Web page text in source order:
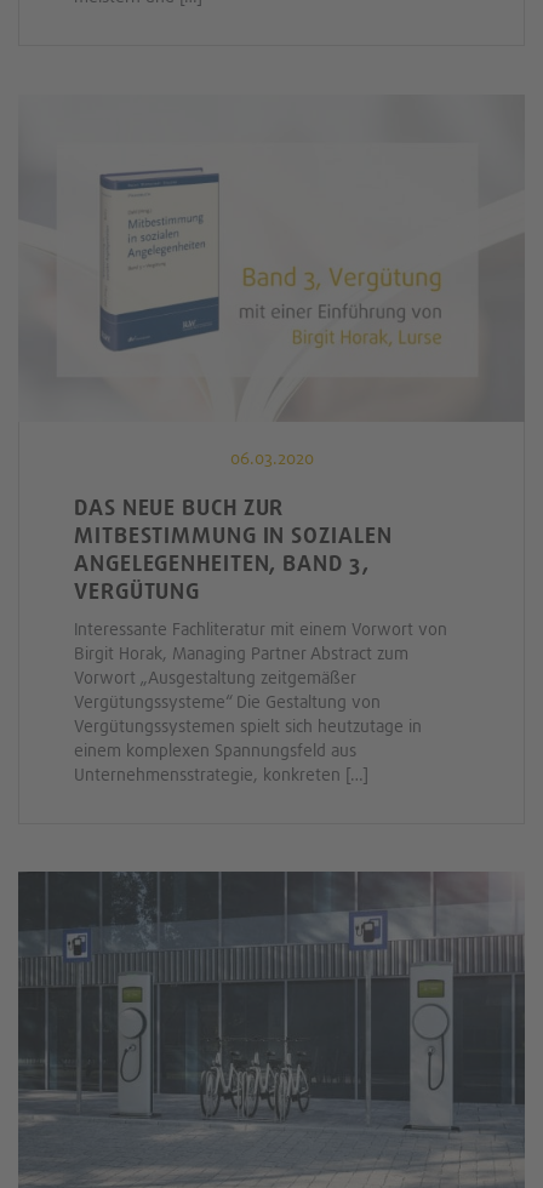
06.03.2020
DAS NEUE BUCH ZUR
MITBESTIMMUNG IN SOZIALEN
ANGELEGENHEITEN, BAND 3,
VERGÜTUNG
Interessante Fachliteratur mit einem Vorwort von
Birgit Horak, Managing Partner Abstract zum
Vorwort „Ausgestaltung zeitgemäßer
Vergütungssysteme“ Die Gestaltung von
Vergütungssystemen spielt sich heutzutage in
einem komplexen Spannungsfeld aus
Unternehmensstrategie, konkreten […]